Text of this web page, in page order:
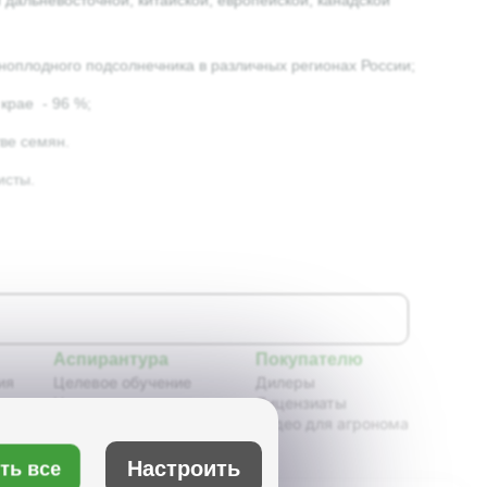
подсолнечника в различных регионах России;
- 96 %;
семян.
Аспирантура
Целевое обучение
Новости аспирантуры
Портфолио аспирантов
Расписание
Покупателю
Дилеры
Лицензиаты
Видео для агронома
все Настроить